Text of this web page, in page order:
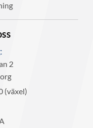
2
(växel)